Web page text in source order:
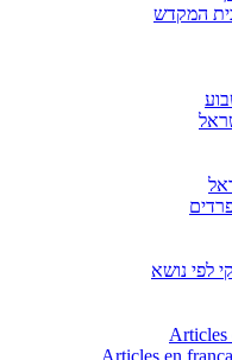
המקדש
לפי נושא
Articles